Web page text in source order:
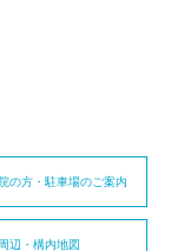
の方・駐車場のご案内
周辺・構内地図